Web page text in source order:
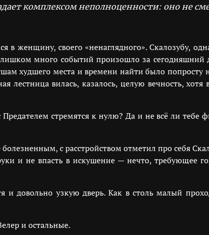
комплексом неполноценности: оно не
женщину, своего «ненаглядного». Скалозубу,
много событий произошло за
худшего места и времени найти было
вилась, казалось, целую вечность, хотя
стремятся к нулю? Да и не всё ли тебе
с расстройством отметил про себя
и не впасть в искушение — нечто, требующее
довольно узкую дверь. Как в столь малый
и остальные.